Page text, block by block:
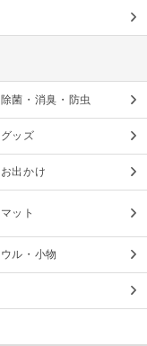
菌・消臭・防虫
ッズ
出かけ
ット
ル・小物